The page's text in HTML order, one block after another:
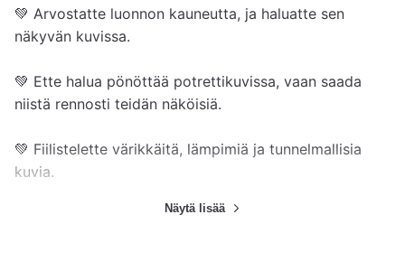
💚 Arvostatte luonnon kauneutta, ja haluatte sen
näkyvän kuvissa.
💚 Ette halua pönöttää potrettikuvissa, vaan saada
niistä rennosti teidän näköisiä.
💚 Fiilistelette värikkäitä, lämpimiä ja tunnelmallisia
kuvia.
Näytä lisää